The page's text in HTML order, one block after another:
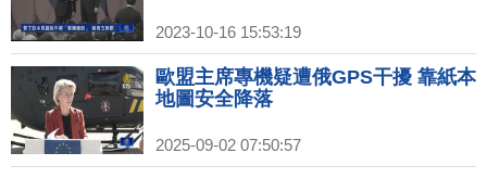
2023-10-16 15:53:19
歐盟主席專機疑遭俄GPS干擾 靠紙本
地圖安全降落
2025-09-02 07:50:57